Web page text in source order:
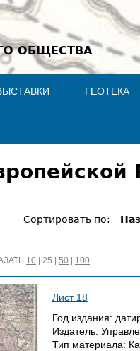
Jump to navigation
ОБЩЕСТВА
ГЕОТЕКА
Сортировать по:
10 25 50 100
Лист 18
Год издания:
Издатель:
Тип материала: